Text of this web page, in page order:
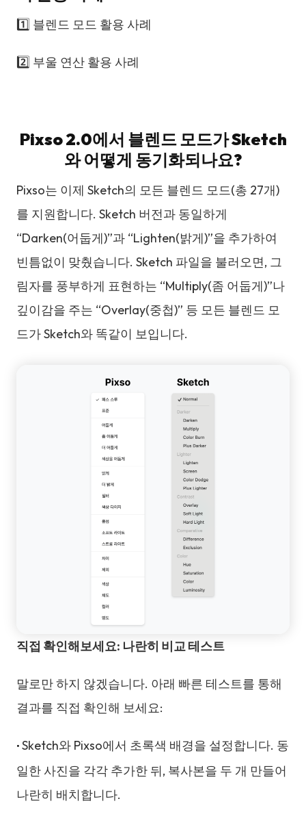
1️⃣ 블렌드 모드 활용 사례
2️⃣ 부울 연산 활용 사례
Pixso 2.0에서 블렌드 모드가 Sketch
와 어떻게 동기화되나요?
Pixso는 이제 Sketch의 모든 블렌드 모드(총 27개)
를 지원합니다. Sketch 버전과 동일하게
“Darken(어둡게)”과 “Lighten(밝게)”을 추가하여
빈틈없이 맞췄습니다. Sketch 파일을 불러오면, 그
림자를 풍부하게 표현하는 “Multiply(좀 어둡게)”나
깊이감을 주는 “Overlay(중첩)” 등 모든 블렌드 모
드가 Sketch와 똑같이 보입니다.
직접 확인해보세요: 나란히 비교 테스트
말로만 하지 않겠습니다. 아래 빠른 테스트를 통해
결과를 직접 확인해 보세요:
• Sketch와 Pixso에서 초록색 배경을 설정합니다. 동
일한 사진을 각각 추가한 뒤, 복사본을 두 개 만들어
나란히 배치합니다.